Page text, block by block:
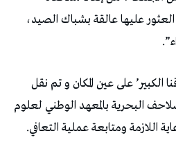
عليها عالقة بشباك الصيد،
الكبير’ على عين المكان و تم نقل
البحرية بالمعهد الوطني لعلوم
اللازمة ومتابعة عملية التعافي.